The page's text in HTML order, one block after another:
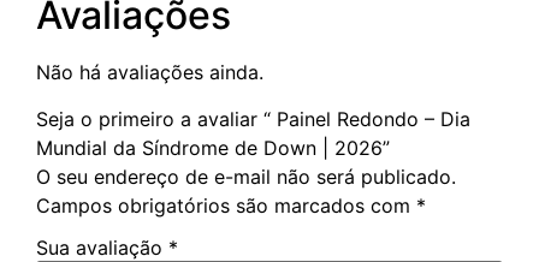
Avaliações
Não há avaliações ainda.
Seja o primeiro a avaliar “ Painel Redondo – Dia
Mundial da Síndrome de Down | 2026”
O seu endereço de e-mail não será publicado.
Campos obrigatórios são marcados com *
Sua avaliação *